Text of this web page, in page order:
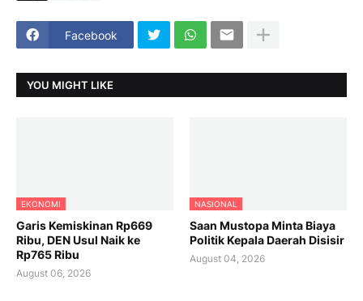
Facebook
YOU MIGHT LIKE
EKONOMI
Garis Kemiskinan Rp669
Ribu, DEN Usul Naik ke
Rp765 Ribu
August 06, 2026
NASIONAL
Saan Mustopa Minta Biaya
Politik Kepala Daerah Disisir
August 04, 2026